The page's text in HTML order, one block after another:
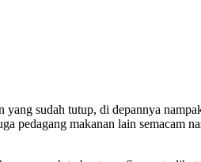
sudah tutup, di depannya
pedagang makanan lain semacam